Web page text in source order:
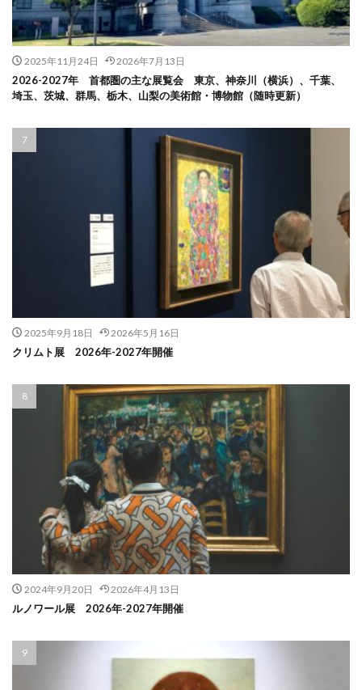
2025年11月24日 2026年7月13日
2026-2027年 首都圏の主な展覧会 東京、神奈川（横浜）、千葉、
埼玉、茨城、群馬、栃木、山梨の美術館・博物館（随時更新）
2025年9月18日 2026年5月16日
クリムト展 2026年-2027年開催
2024年9月20日 2026年4月13日
ルノワール展 2026年-2027年開催